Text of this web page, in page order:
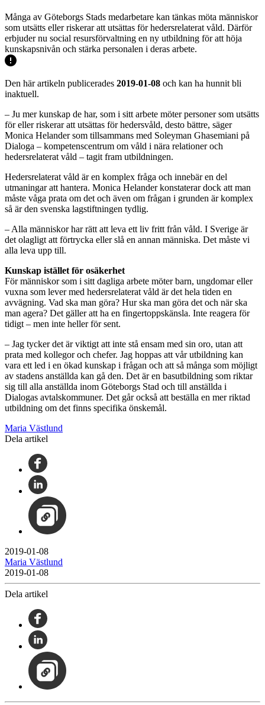
Många av Göteborgs Stads medarbetare kan tänkas möta människor
som utsätts eller riskerar att utsättas för hedersrelaterat våld. Därför
erbjuder nu social resursförvaltning en ny utbildning för att höja
kunskapsnivån och stärka personalen i deras arbete.
Den här artikeln publicerades 2019-01-08 och kan ha hunnit bli
inaktuell.
– Ju mer kunskap de har, som i sitt arbete möter personer som utsätts
för eller riskerar att utsättas för hedersvåld, desto bättre, säger
Monica Helander som tillsammans med Soleyman Ghasemiani på
Dialoga – kompetenscentrum om våld i nära relationer och
hedersrelaterat våld – tagit fram utbildningen.
Hedersrelaterat våld är en komplex fråga och innebär en del
utmaningar att hantera. Monica Helander konstaterar dock att man
måste våga prata om det och även om frågan i grunden är komplex
så är den svenska lagstiftningen tydlig.
– Alla människor har rätt att leva ett liv fritt från våld. I Sverige är
det olagligt att förtrycka eller slå en annan människa. Det måste vi
alla leva upp till.
Kunskap istället för osäkerhet
För människor som i sitt dagliga arbete möter barn, ungdomar eller
vuxna som lever med hedersrelaterat våld är det hela tiden en
avvägning. Vad ska man göra? Hur ska man göra det och när ska
man agera? Det gäller att ha en fingertoppskänsla. Inte reagera för
tidigt – men inte heller för sent.
– Jag tycker det är viktigt att inte stå ensam med sin oro, utan att
prata med kollegor och chefer. Jag hoppas att vår utbildning kan
vara ett led i en ökad kunskap i frågan och att så många som möjligt
av stadens anställda kan gå den. Det är en basutbildning som riktar
sig till alla anställda inom Göteborgs Stad och till anställda i
Dialogas avtalskommuner. Det går också att beställa en mer riktad
utbildning om det finns specifika önskemål.
Maria Västlund
Dela artikel
2019-01-08
Maria Västlund
2019-01-08
Dela artikel